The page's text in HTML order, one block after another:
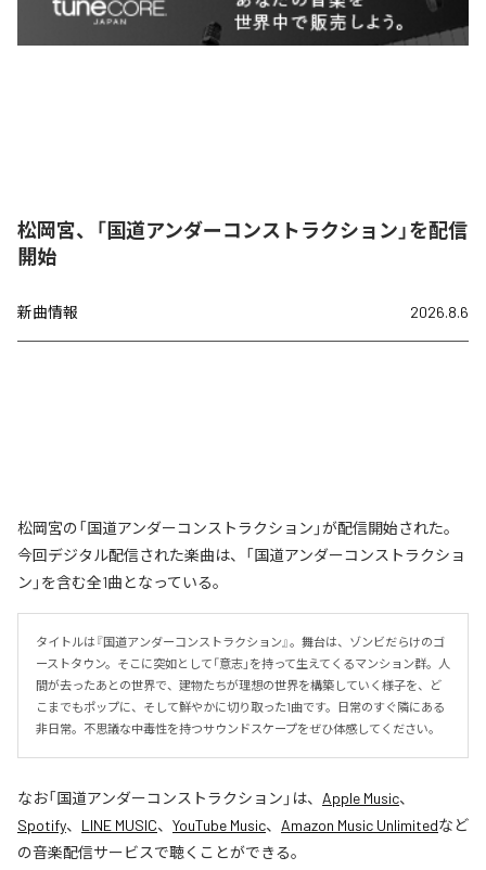
松岡宮、「国道アンダーコンストラクション」を配信
開始
新曲情報 2026.8.6
松岡宮の「国道アンダーコンストラクション」が配信開始された。
今回デジタル配信された楽曲は、「国道アンダーコンストラクショ
ン」を含む全1曲となっている。
タイトルは『国道アンダーコンストラクション』。舞台は、ゾンビだらけのゴ
ーストタウン。そこに突如として「意志」を持って生えてくるマンション群。人
間が去ったあとの世界で、建物たちが理想の世界を構築していく様子を、ど
こまでもポップに、そして鮮やかに切り取った1曲です。日常のすぐ隣にある
非日常。不思議な中毒性を持つサウンドスケープをぜひ体感してください。
なお「国道アンダーコンストラクション 」は、 Apple Music、
Spotify、 LINE MUSIC、 YouTube Music、 Amazon Music Unlimitedなど
の音楽配信サービスで聴くことができる。